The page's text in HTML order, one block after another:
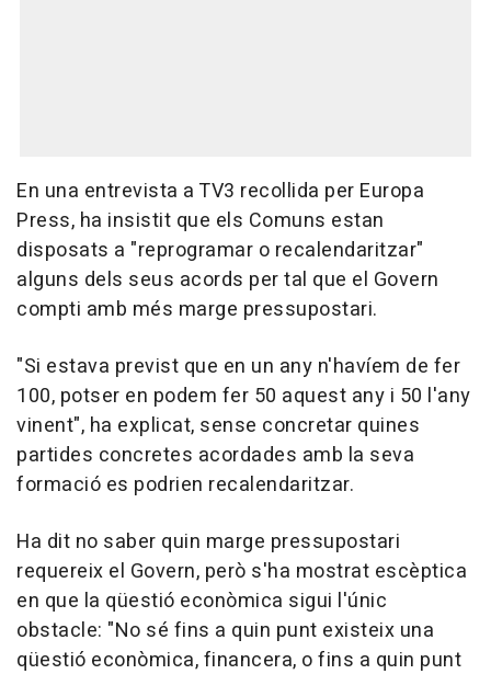
En una entrevista a TV3 recollida per Europa
Press, ha insistit que els Comuns estan
disposats a "reprogramar o recalendaritzar"
alguns dels seus acords per tal que el Govern
compti amb més marge pressupostari.
"Si estava previst que en un any n'havíem de fer
100, potser en podem fer 50 aquest any i 50 l'any
vinent", ha explicat, sense concretar quines
partides concretes acordades amb la seva
formació es podrien recalendaritzar.
Ha dit no saber quin marge pressupostari
requereix el Govern, però s'ha mostrat escèptica
en que la qüestió econòmica sigui l'únic
obstacle: "No sé fins a quin punt existeix una
qüestió econòmica, financera, o fins a quin punt